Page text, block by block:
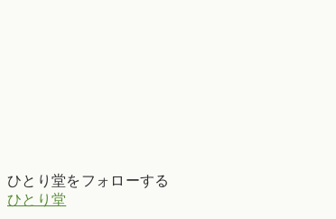
ひとり堂をフォローする
ひとり堂